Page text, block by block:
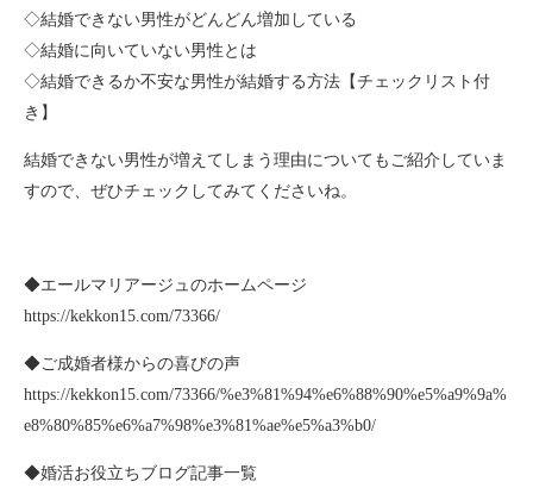
◇結婚できない男性がどんどん増加している
◇結婚に向いていない男性とは
◇結婚できるか不安な男性が結婚する方法【チェックリスト付
き】
結婚できない男性が増えてしまう理由についてもご紹介していま
すので、ぜひチェックしてみてくださいね。
◆エールマリアージュのホームページ
https://kekkon15.com/73366/
◆ご成婚者様からの喜びの声
https://kekkon15.com/73366/%e3%81%94%e6%88%90%e5%a9%9a%
e8%80%85%e6%a7%98%e3%81%ae%e5%a3%b0/
◆婚活お役立ちブログ記事一覧